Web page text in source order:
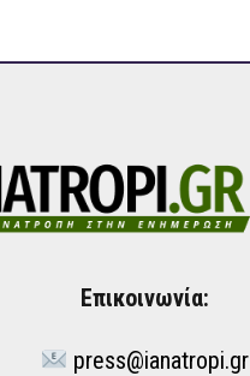
Επικοινωνία:
press@ianatropi.gr